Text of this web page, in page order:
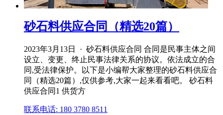
砂石料供应合同（精选20篇）
2023年3月13日 · 砂石料供应合同 合同是民事主体之间
设立、变更、终止民事法律关系的协议。依法成立的合
同,受法律保护。以下是小编帮大家整理的砂石料供应合
同（精选20篇）,仅供参考,大家一起来看看吧。 砂石料
供应合同1 供货方
联系电话: 180 3780 8511